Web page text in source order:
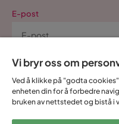
E-post
Ved å fylle inn min e-
nyhetsbrev og godkjenner at
Vi bryr oss om
Ved å klikke på "godta
enheten din for å forbedre
bruken av nettstedet og bistå i